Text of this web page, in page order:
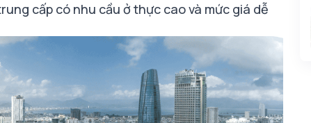
cấp có nhu cầu ở thực cao và mức giá dễ